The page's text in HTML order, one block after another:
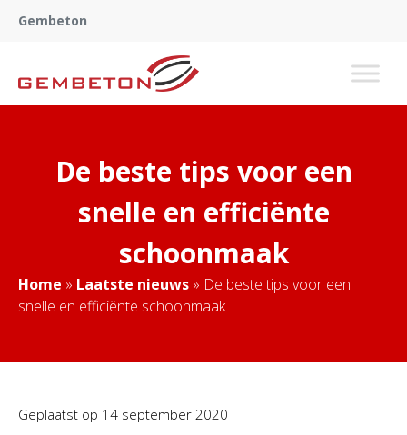
Gembeton
De beste tips voor een
snelle en efficiënte
schoonmaak
Home » Laatste nieuws » De beste tips voor een
snelle en efficiënte schoonmaak
Geplaatst op 14 september 2020